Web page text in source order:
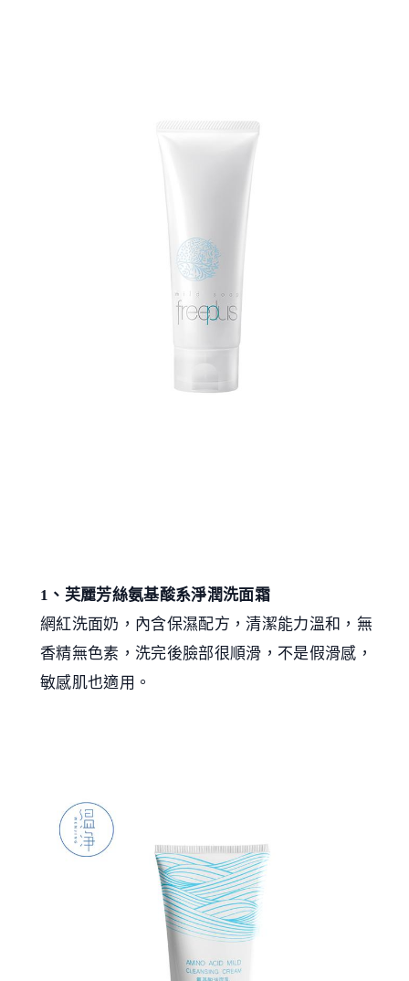
1、芙麗芳絲氨基酸系淨潤洗面霜
網紅洗面奶，內含保濕配方，清潔能力溫和，無
香精無色素，洗完後臉部很順滑，不是假滑感，
敏感肌也適用。